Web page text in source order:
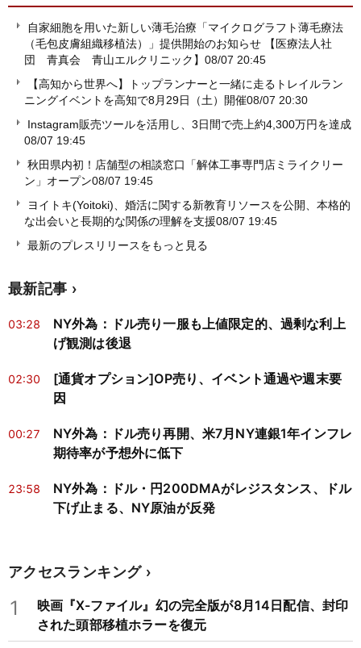
自家細胞を用いた新しい薄毛治療「マイクログラフト薄毛療法
（毛包皮膚組織移植法）」提供開始のお知らせ 【医療法人社
団 青真会 青山エルクリニック】 08/07 20:45
【高知から世界へ】トップランナーと一緒に走るトレイルラン
ニングイベントを高知で8月29日（土）開催08/07 20:30
Instagram販売ツールを活用し、3日間で売上約4,300万円を達成
08/07 19:45
秋田県内初！店舗型の相談窓口「解体工事専門店ミライクリー
ン」オープン08/07 19:45
ヨイトキ(Yoitoki)、婚活に関する新教育リソースを公開、本格的
な出会いと長期的な関係の理解を支援08/07 19:45
最新のプレスリリースをもっと見る
最新記事
03:28
NY外為：ドル売り一服も上値限定的、過剰な利上
げ観測は後退
02:30
[通貨オプション]OP売り、イベント通過や週末要
因
00:27
NY外為：ドル売り再開、米7月NY連銀1年インフレ
期待率が予想外に低下
23:58
NY外為：ドル・円200DMAがレジスタンス、ドル
下げ止まる、NY原油が反発
アクセスランキング
1
映画『X-ファイル』幻の完全版が8月14日配信、封印
された頭部移植ホラーを復元